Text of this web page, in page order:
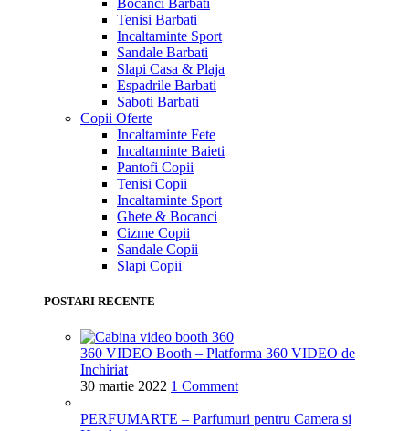
Bocanci Barbati
Tenisi Barbati
Incaltaminte Sport
Sandale Barbati
Slapi Casa & Plaja
Espadrile Barbati
Saboti Barbati
Copii Oferte
Incaltaminte Fete
Incaltaminte Baieti
Pantofi Copii
Tenisi Copii
Incaltaminte Sport
Ghete & Bocanci
Cizme Copii
Sandale Copii
Slapi Copii
POSTARI RECENTE
360 VIDEO Booth – Platforma 360 VIDEO de
Inchiriat
30 martie 2022 1 Comment
PERFUMARTE – Parfumuri pentru Camera si